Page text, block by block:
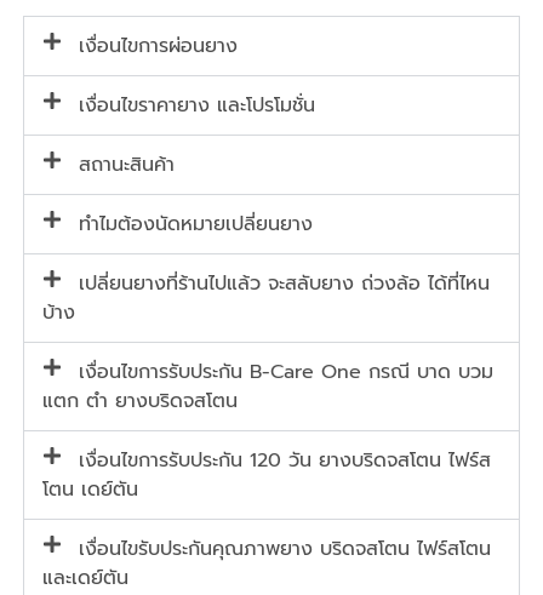
เงื่อนไขการผ่อนยาง
เงื่อนไขราคายาง และโปรโมชั่น
สถานะสินค้า
ทำไมต้องนัดหมายเปลี่ยนยาง
เปลี่ยนยางที่ร้านไปแล้ว จะสลับยาง ถ่วงล้อ ได้ที่ไหน
บ้าง
เงื่อนไขการรับประกัน B-Care One กรณี บาด บวม
แตก ตำ ยางบริดจสโตน
เงื่อนไขการรับประกัน 120 วัน ยางบริดจสโตน ไฟร์ส
โตน เดย์ตัน
เงื่อนไขรับประกันคุณภาพยาง บริดจสโตน ไฟร์สโตน
และเดย์ตัน